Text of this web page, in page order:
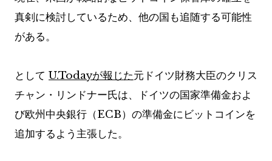
真剣に検討しているため、他の国も追随する可能性
がある。
として U.Todayが報じた元ドイツ財務大臣のクリス
チャン・リンドナー氏は、ドイツの国家準備金およ
び欧州中央銀行（ECB）の準備金にビットコインを
追加するよう主張した。